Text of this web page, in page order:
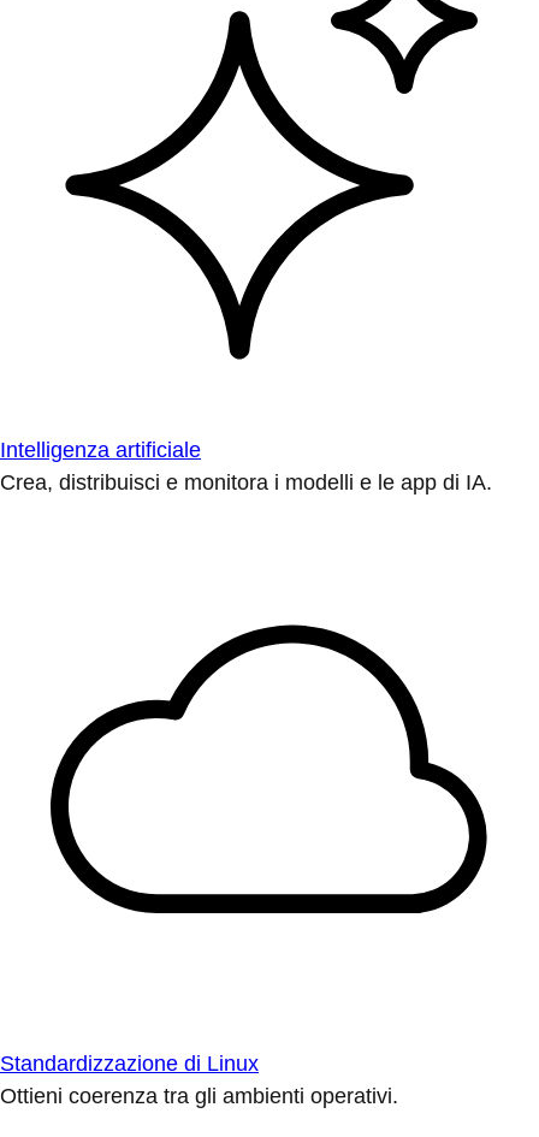
Intelligenza artificiale
Crea, distribuisci e monitora i modelli e le app di IA.
Standardizzazione di Linux
Ottieni coerenza tra gli ambienti operativi.